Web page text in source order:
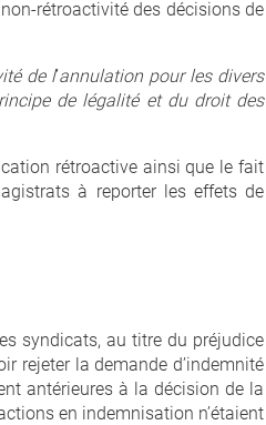
rétroactivité des décisions de
de l’annulation pour les divers
de légalité et du droit des
rétroactive ainsi que le fait
à reporter les effets de
syndicats, au titre du préjudice
rejeter la demande d’indemnité
antérieures à la décision de la
en indemnisation n’étaient